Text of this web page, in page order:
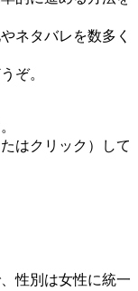
ネタバレを数多く
ぞ。
はクリック）して
性別は女性に統一